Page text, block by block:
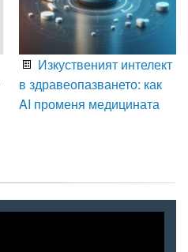
Изкуственият интелект
в здравеопазването: как
AI променя медицината